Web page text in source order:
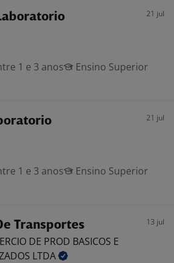
21 jul
1 e 3 anos
Ensino Superior
21 jul
1 e 3 anos
Ensino Superior
Transportes 13 jul
DE PROD BASICOS E
LTDA